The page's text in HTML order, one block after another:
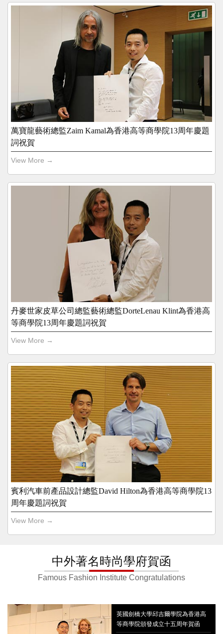
萬寶龍藝術總監Zaim Kamal為香港高等商學院13周年慶題
詞祝賀
View More →
丹麥世家皮草公司總監藝術總監DorteLenau Klint為香港高
等商學院13周年慶題詞祝賀
View More →
賓利汽車前產品設計總監David Hilton為香港高等商學院13
周年慶題詞祝賀
View More →
中外著名時尚學府賀函
Famous Fashion Institute Congratulations
英國劍橋大學邱吉爾學院為香港高
等商學院頒發成立十五周年賀函